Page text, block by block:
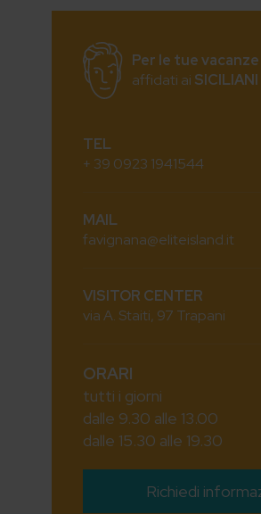
Per le tue
affidati ai SICILIANI
TEL
+ 39 0923 1941544
MAIL
favignana@eliteisland.it
VISITOR CENTER
via A. Staiti, 97 Trapani
ORARI
tutti i giorni
dalle 9.30 alle 13.00
dalle 15.30 alle 19.30
Richiedi